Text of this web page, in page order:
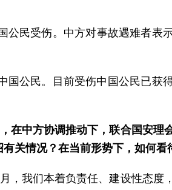
民受伤。中方对事故遇难者表
公民。目前受伤中国公民已获
在中方协调推动下，联合国安理
关情况？在当前形势下，如何看
我们本着负责任、建设性态度